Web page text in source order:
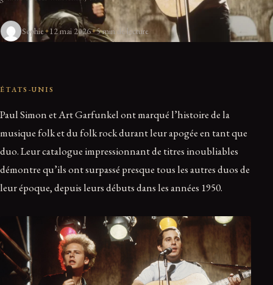
Sophie 12 mai 2026 5 min de lecture
ÉTATS-UNIS
Paul Simon et Art Garfunkel ont marqué l’histoire de la
musique folk et du folk rock durant leur apogée en tant que
duo. Leur catalogue impressionnant de titres inoubliables
démontre qu’ils ont surpassé presque tous les autres duos de
leur époque, depuis leurs débuts dans les années 1950.